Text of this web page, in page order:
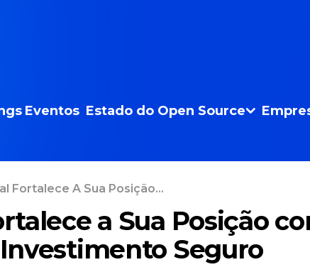
Eventos Estado do Open Source
Fortalece A Sua Posição...
a Sua Posição
Seguro